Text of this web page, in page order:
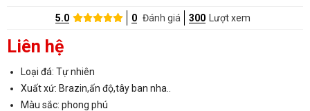
5.0 0 Đánh giá 300 Lượt xem
Liên hệ
Loại đá: Tự nhiên
Xuất xứ: Brazin,ấn độ,tây ban nha..
Màu sắc: phong phú